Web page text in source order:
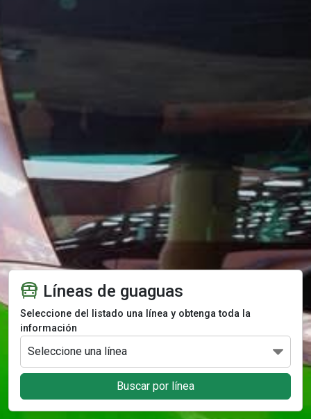
Líneas de guaguas
Seleccione del listado una línea y obtenga toda la
información
Buscar por línea